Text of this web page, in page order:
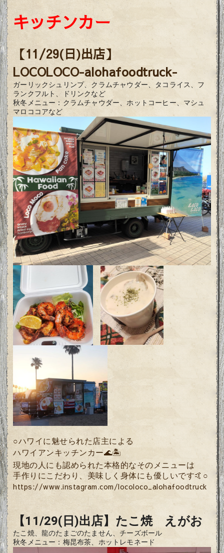
キッチンカー
【11/29(日)出店】
LOCOLOCO-alohafoodtruck-
ガーリックシュリンプ、クラムチャウダー、タコライス、フ
ランクフルト、ドリンクなど
秋冬メニュー： クラムチャウダー、ホットコーヒー、マシュ
マロココアなど
○ハワイに魅せられた店主による
ハワイアンキッチンカー🌊🏝
現地の人にも認められた本格的なそのメニューは
手作りにこだわり、美味しく身体にも優しいです🤙○
https://www.instagram.com/locoloco_alohafoodtruck
【11/29(日)出店】たこ焼　えがお
たこ焼、龍のたまごのたません、チーズボール
秋冬メニュー： 梅昆布茶、ホットレモネード